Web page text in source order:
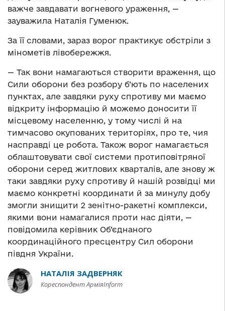
важче завдавати вогневого ураження, —
зауважила Наталія Гуменюк.
За її словами, зараз ворог практикує обстріли з
мінометів лівобережжя.
— Так вони намагаються створити враження, що
Сили оборони без розбору б’ють по населених
пунктах, але завдяки руху спротиву ми маємо
відкриту інформацію й можемо доносити її
місцевому населенню, у тому числі й на
тимчасово окупованих територіях, про те, чия
насправді це робота. Також ворог намагається
облаштовувати свої системи протиповітряної
оборони серед житлових кварталів, але знову ж
таки завдяки руху спротиву й нашій розвідці ми
маємо конкретні координати й за минулу добу
змогли знищити 2 зенітно-ракетні комплекси,
якими вони намагалися проти нас діяти, —
повідомила керівник Об’єднаного
координаційного пресцентру Сил оборони
півдня України.
НАТАЛІЯ ЗАДВЕРНЯК
Кореспондент АрміяInform